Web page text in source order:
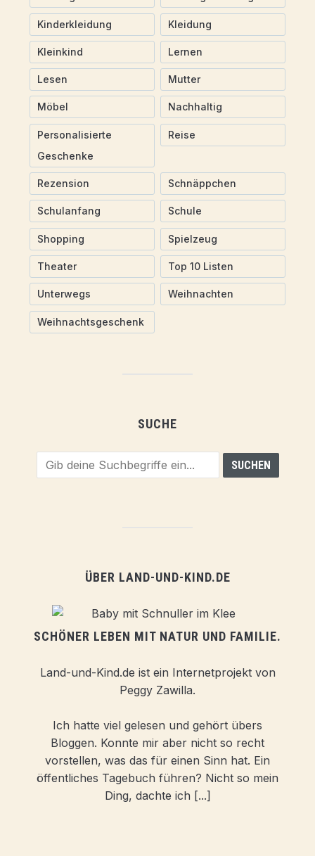
Kinderkleidung Kleidung
Kleinkind Lernen
Lesen Mutter
Möbel Nachhaltig
Personalisierte
Geschenke
Reise
Rezension Schnäppchen
Schulanfang Schule
Shopping Spielzeug
Theater Top 10 Listen
Unterwegs Weihnachten
Weihnachtsgeschenk
SUCHE
ÜBER LAND-UND-KIND.DE
SCHÖNER LEBEN MIT NATUR UND FAMILIE.
Land-und-Kind.de ist ein Internetprojekt von
Peggy Zawilla.
Ich hatte viel gelesen und gehört übers
Bloggen. Konnte mir aber nicht so recht
vorstellen, was das für einen Sinn hat. Ein
öffentliches Tagebuch führen? Nicht so mein
Ding, dachte ich [...]